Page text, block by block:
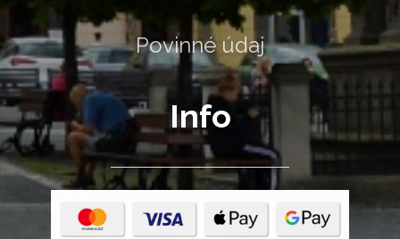
Povinné údaje jsou označeny h
Info